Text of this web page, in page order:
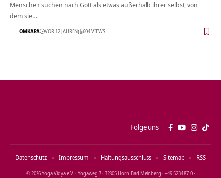
Menschen suchen nach Gott als etwas außerhalb ihrer selbst, von
dem sie…
OMKARA VOR 12 JAHREN 604 VIEWS
Folge uns
© 2026 Yoga Vidya e.V. · Yogaweg 7 · 32805 Horn‑Bad Meinberg · +49 5234 87‑0 ·
Datenschutz Impressum Haftungsausschluss Sitemap RSS